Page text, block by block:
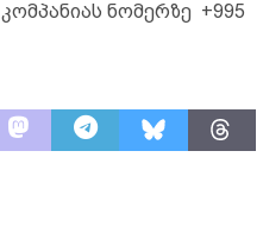
ნომერზე +995